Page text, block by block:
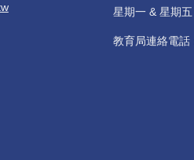
星期一 & 星期
教育局連絡電